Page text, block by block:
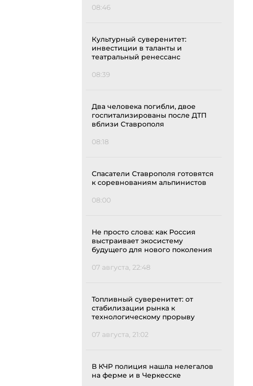
08:46
Культурный суверенитет:
инвестиции в таланты и
театральный ренессанс
08:39
Два человека погибли, двое
госпитализированы после ДТП
вблизи Ставрополя
08:18
Спасатели Ставрополя готовятся
к соревнованиям альпинистов
08:00
Не просто слова: как Россия
выстраивает экосистему
будущего для нового поколения
07 августа, 22:48
Топливный суверенитет: от
стабилизации рынка к
технологическому прорыву
07 августа, 21:02
В КЧР полиция нашла нелегалов
на ферме и в Черкесске